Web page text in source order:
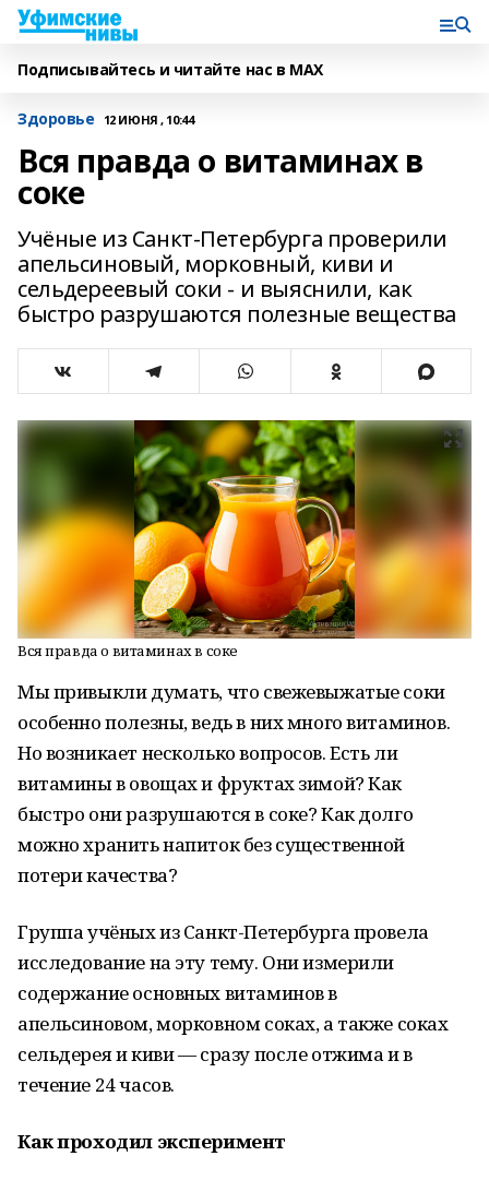
Подписывайтесь и читайте нас в MAX
Здоровье 12 ИЮНЯ , 10:44
Вся правда о витаминах в
соке
Учёные из Санкт-Петербурга проверили
апельсиновый, морковный, киви и
сельдереевый соки - и выяснили, как
быстро разрушаются полезные вещества
Вся правда о витаминах в соке
Мы привыкли думать, что свежевыжатые соки
особенно полезны, ведь в них много витаминов.
Но возникает несколько вопросов. Есть ли
витамины в овощах и фруктах зимой? Как
быстро они разрушаются в соке? Как долго
можно хранить напиток без существенной
потери качества?
Группа учёных из Санкт-Петербурга провела
исследование на эту тему. Они измерили
содержание основных витаминов в
апельсиновом, морковном соках, а также соках
сельдерея и киви — сразу после отжима и в
течение 24 часов.
Как проходил эксперимент